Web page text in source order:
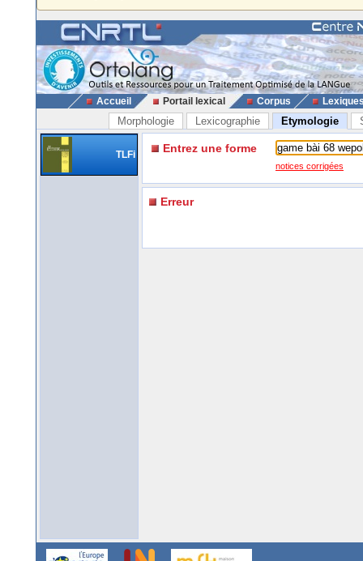
Accueil Portail lexical Corpus
Morphologie Lexicographie Etymologie
TLFi Entrez une forme
notices corrigées
Erreur